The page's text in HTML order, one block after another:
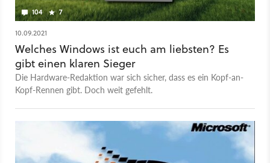
104 7
10.09.2021
Welches Windows ist euch am liebsten? Es
gibt einen klaren Sieger
Die Hardware-Redaktion war sich sicher, dass es ein Kopf-an-
Kopf-Rennen gibt. Doch weit gefehlt.